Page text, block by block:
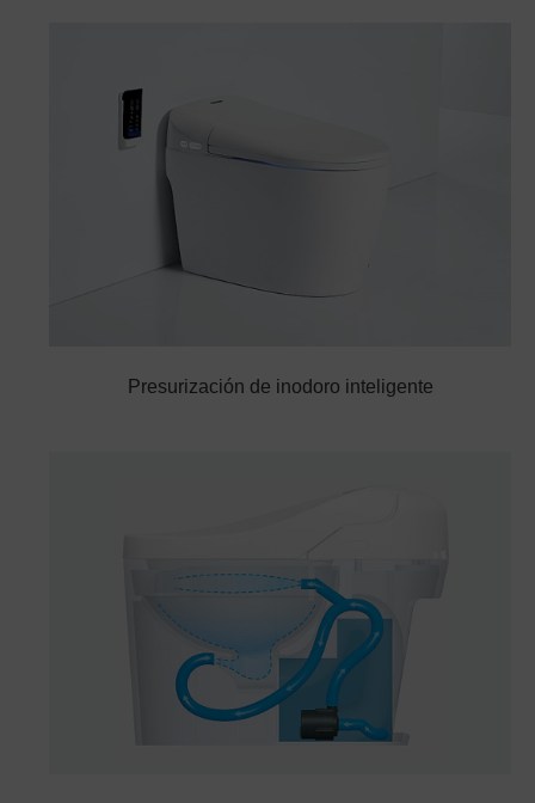
Presurización de inodoro inteligente